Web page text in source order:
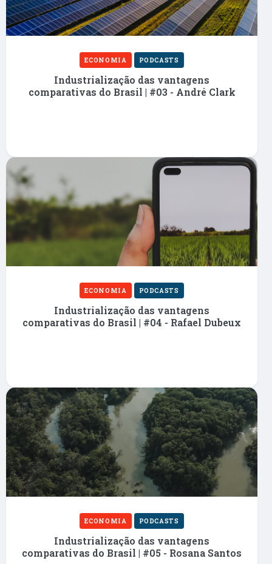
ECONOMIA PODCASTS
Industrialização das vantagens
comparativas do Brasil | #03 - André Clark
ECONOMIA PODCASTS
Industrialização das vantagens
comparativas do Brasil | #04 - Rafael Dubeux
ECONOMIA PODCASTS
Industrialização das vantagens
comparativas do Brasil | #05 - Rosana Santos